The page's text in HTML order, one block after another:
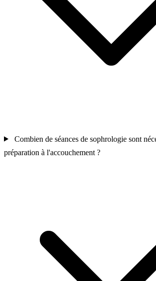
Combien de séances de sophrologie sont
préparation à l'accouchement ?